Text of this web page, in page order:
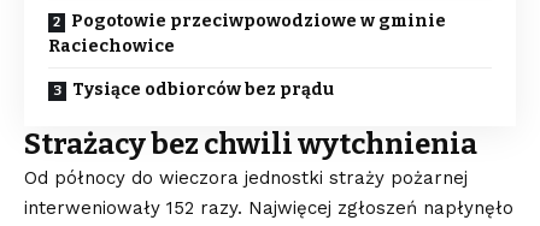
Pogotowie przeciwpowodziowe w gminie
Raciechowice
Tysiące odbiorców bez prądu
Strażacy bez chwili wytchnienia
Od północy do wieczora jednostki straży pożarnej
interweniowały 152 razy. Najwięcej zgłoszeń napłynęło